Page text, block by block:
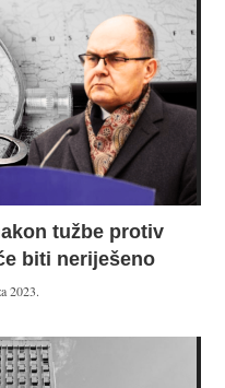
tužbe protiv
biti neriješeno
2023.